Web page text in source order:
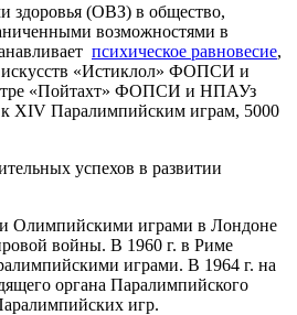
здоровья (ОВЗ) в общество,
возможностями в
психическое равновесие,
искусств «Истиклол» ФОПСИ и
«Пойтахт» ФОПСИ и НПАУз
к XIV Паралимпийским играм, 5000
успехов в развитии
Олимпийскими играми в Лондоне
войны. В 1960 г. в Риме
играми. В 1964 г. на
органа Паралимпийского
игр.